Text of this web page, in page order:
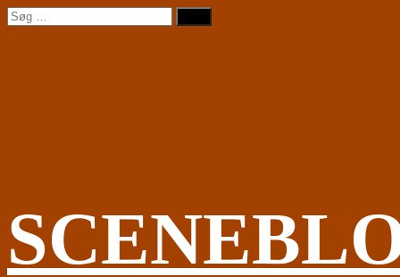
Videre
til
Søg
efter: